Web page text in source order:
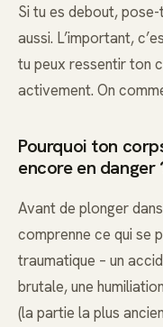
Si tu es debout, pose-
aussi. L’important,
tu peux ressentir ton
activement. On
Pourquoi ton
encore en danger
Avant de plonger
comprenne ce qui se
traumatique – un
brutale, une
(la partie la plus